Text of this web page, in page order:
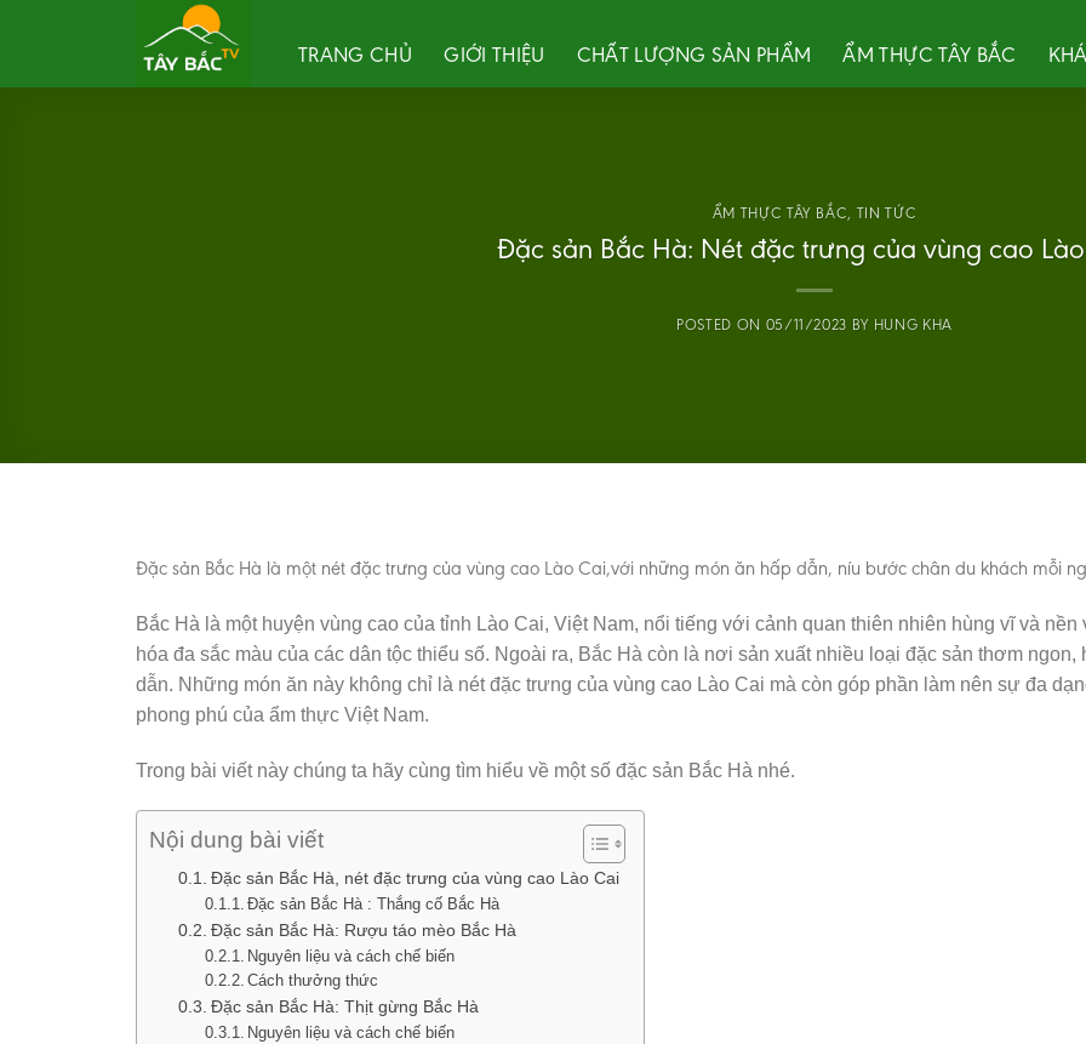
TRANG CHỦ GIỚI THIỆU CHẤT LƯỢNG SẢN PHẨM ẨM THỰC TÂY BẮC
ẨM THỰC TÂY BẮC, TIN TỨC
Đặc sản Bắc Hà: Nét đặc trưng của vùng cao
POSTED ON 05/11/2023 BY HUNG KHA
Đặc sản Bắc Hà là một nét đặc trưng của vùng cao Lào Cai,với những món ăn hấp dẫn, níu bước chân du khách mỗi
Bắc Hà là một huyện vùng cao của tỉnh Lào Cai, Việt Nam, nổi tiếng với cảnh quan thiên nhiên hùng vĩ và nền
hóa đa sắc màu của các dân tộc thiểu số. Ngoài ra, Bắc Hà còn là nơi sản xuất nhiều loại đặc sản thơm ngon,
dẫn. Những món ăn này không chỉ là nét đặc trưng của vùng cao Lào Cai mà còn góp phần làm nên sự đa
phong phú của ẩm thực Việt Nam.
Trong bài viết này chúng ta hãy cùng tìm hiểu về một số đặc sản Bắc Hà nhé.
Nội dung bài viết
Đặc sản Bắc Hà, nét đặc trưng của vùng cao Lào Cai
Đặc sản Bắc Hà : Thắng cố Bắc Hà
Đặc sản Bắc Hà: Rượu táo mèo Bắc Hà
Nguyên liệu và cách chế biến
Cách thưởng thức
Đặc sản Bắc Hà: Thịt gừng Bắc Hà
Nguyên liệu và cách chế biến